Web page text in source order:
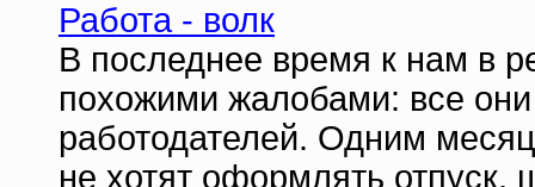
Работа - волк
В последнее время к нам в
похожими жалобами: все
работодателей. Одним
не хотят оформлять